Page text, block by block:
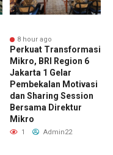
8 hour ago
Perkuat Transformasi
Mikro, BRI Region 6
Jakarta 1 Gelar
Pembekalan Motivasi
dan Sharing Session
Bersama Direktur
Mikro
1 Admin22